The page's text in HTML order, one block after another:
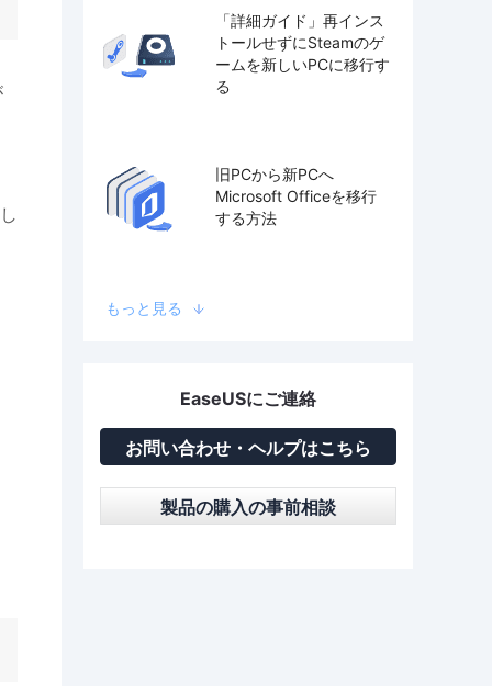
「詳細ガイド」再インス
トールせずにSteamのゲ
ームを新しいPCに移行す
る
旧PCから新PCへ
Microsoft Officeを移行
する方法
もっと見る
EaseUSにご連絡
お問い合わせ・ヘルプはこちら
製品の購入の事前相談